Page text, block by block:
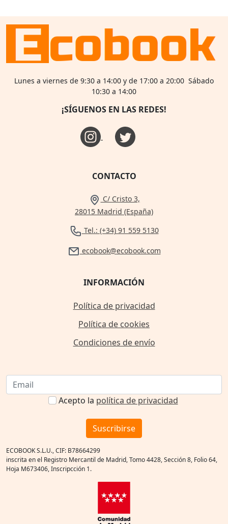
Lunes a viernes de 9:30 a 14:00 y de 17:00 a 20:00 Sábado
10:30 a 14:00
¡SÍGUENOS EN LAS REDES!
CONTACTO
C/ Cristo 3,
28015 Madrid (España)
Tel.: (+34) 91 559 5130
ecobook@ecobook.com
INFORMACIÓN
Política de privacidad
Política de cookies
Condiciones de envío
Acepto la política de privacidad
Suscribirse
ECOBOOK S.L.U., CIF: B78664299
inscrita en el Registro Mercantil de Madrid, Tomo 4428, Sección 8, Folio 64,
Hoja M673406, Inscripcción 1.